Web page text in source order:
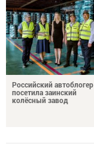
Российский автоблогер
посетила заинский
колёсный завод